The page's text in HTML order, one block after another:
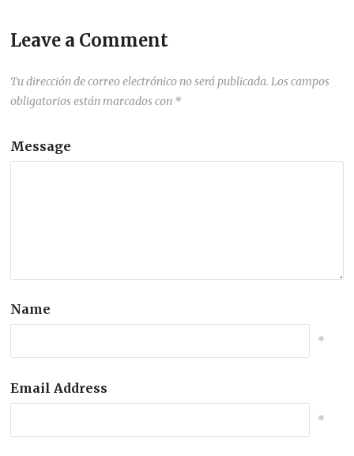
Leave a Comment
Tu dirección de correo electrónico no será publicada. Los campos
obligatorios están marcados con *
Message
Name
*
Email Address
*